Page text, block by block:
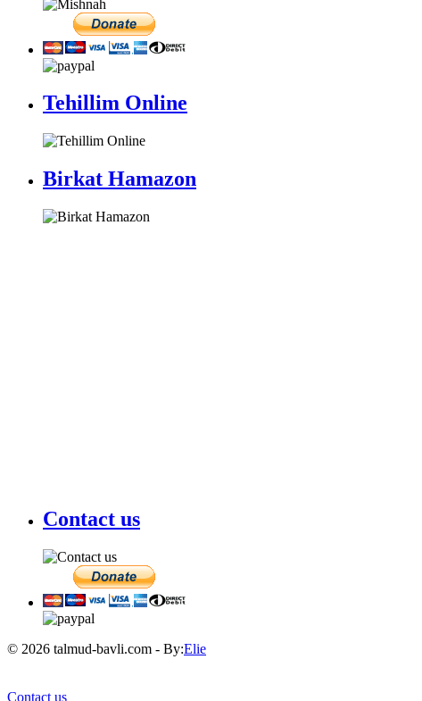
Tehillim Online
Birkat Hamazon
Contact us
© 2026 talmud-bavli.com - By:Elie
Contact us